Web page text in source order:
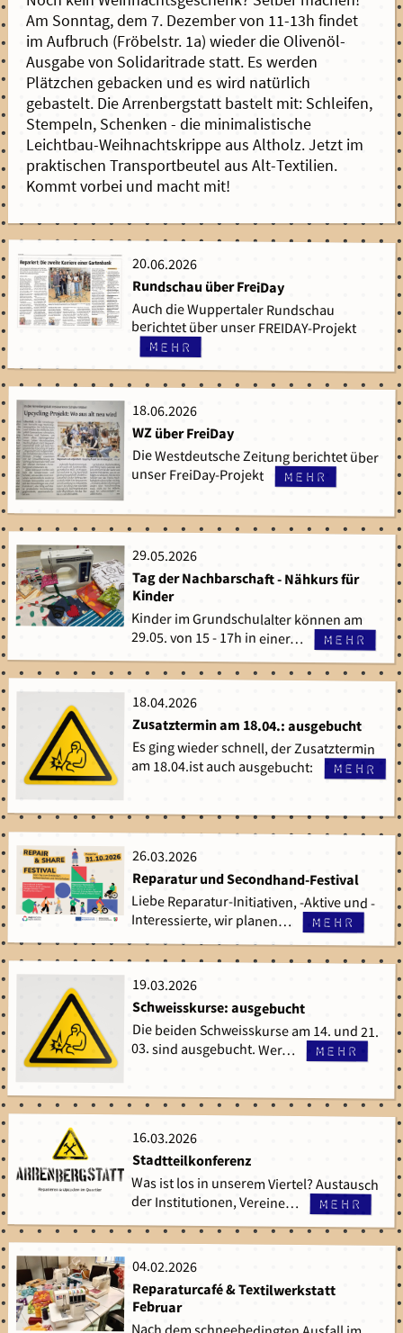
Am Sonntag, dem 7. Dezember von 11-13h findet
im Aufbruch (Fröbelstr. 1a) wieder die Olivenöl-
Ausgabe von Solidaritrade statt. Es werden
Plätzchen gebacken und es wird natürlich
gebastelt. Die Arrenbergstatt bastelt mit: Schleifen,
Stempeln, Schenken - die minimalistische
Leichtbau-Weihnachtskrippe aus Altholz. Jetzt im
praktischen Transportbeutel aus Alt-Textilien.
Kommt vorbei und macht mit!
20.06.2026
20.06.2026
Rundschau über FreiDay
Auch die Wuppertaler Rundschau
berichtet über unser FREIDAY-Projekt
mehr
18.06.2026
18.06.2026
WZ über FreiDay
Die Westdeutsche Zeitung berichtet über
unser FreiDay-Projekt mehr
29.05.2026
29.05.2026
Tag der Nachbarschaft - Nähkurs für
Kinder
Kinder im Grundschulalter können am
29.05. von 15 - 17h in einer… mehr
18.04.2026
18.04.2026
Zusatztermin am 18.04.: ausgebucht
Es ging wieder schnell, der Zusatztermin
am 18.04.ist auch ausgebucht: mehr
26.03.2026
26.03.2026
Reparatur und Secondhand-Festival
Liebe Reparatur-Initiativen, -Aktive und -
Interessierte, wir planen… mehr
19.03.2026
19.03.2026
Schweisskurse: ausgebucht
Die beiden Schweisskurse am 14. und 21.
03. sind ausgebucht. Wer… mehr
16.03.2026
16.03.2026
Stadtteilkonferenz
Was ist los in unserem Viertel? Austausch
der Institutionen, Vereine… mehr
04.02.2026
04.02.2026
Reparaturcafé & Textilwerkstatt
Februar